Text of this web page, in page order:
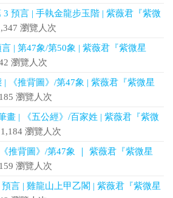
預言 | 手執金龍步玉階 | 紫薇君『紫微
瀏覽人次
| 第47象/第50象 | 紫薇君『紫微星
瀏覽人次
《推背圖》/第47象 | 紫薇君『紫微星
瀏覽人次
畫 | 《五公經》/百家姓 | 紫薇君『紫微
瀏覽人次
推背圖》/第47象 ｜ 紫薇君『紫微星
瀏覽人次
言 | 雞龍山上甲乙閣 | 紫薇君『紫微星